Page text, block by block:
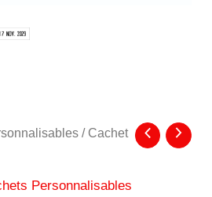
/ Cachet
Personnalisables